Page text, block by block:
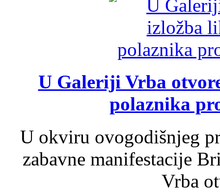
U Galeriji Vrba
polaznika
U okviru ovogodišnjeg
zabavne manifestacije
Vrba